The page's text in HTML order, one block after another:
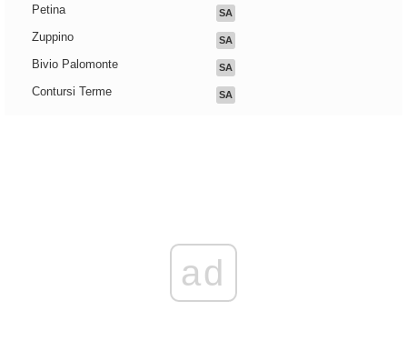
Petina SA
Zuppino SA
Bivio Palomonte SA
Contursi Terme SA
ad